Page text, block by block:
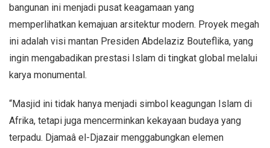
bangunan ini menjadi pusat keagamaan yang
memperlihatkan kemajuan arsitektur modern. Proyek megah
ini adalah visi mantan Presiden Abdelaziz Bouteflika, yang
ingin mengabadikan prestasi Islam di tingkat global melalui
karya monumental.
“Masjid ini tidak hanya menjadi simbol keagungan Islam di
Afrika, tetapi juga mencerminkan kekayaan budaya yang
terpadu. Djamaâ el-Djazair menggabungkan elemen